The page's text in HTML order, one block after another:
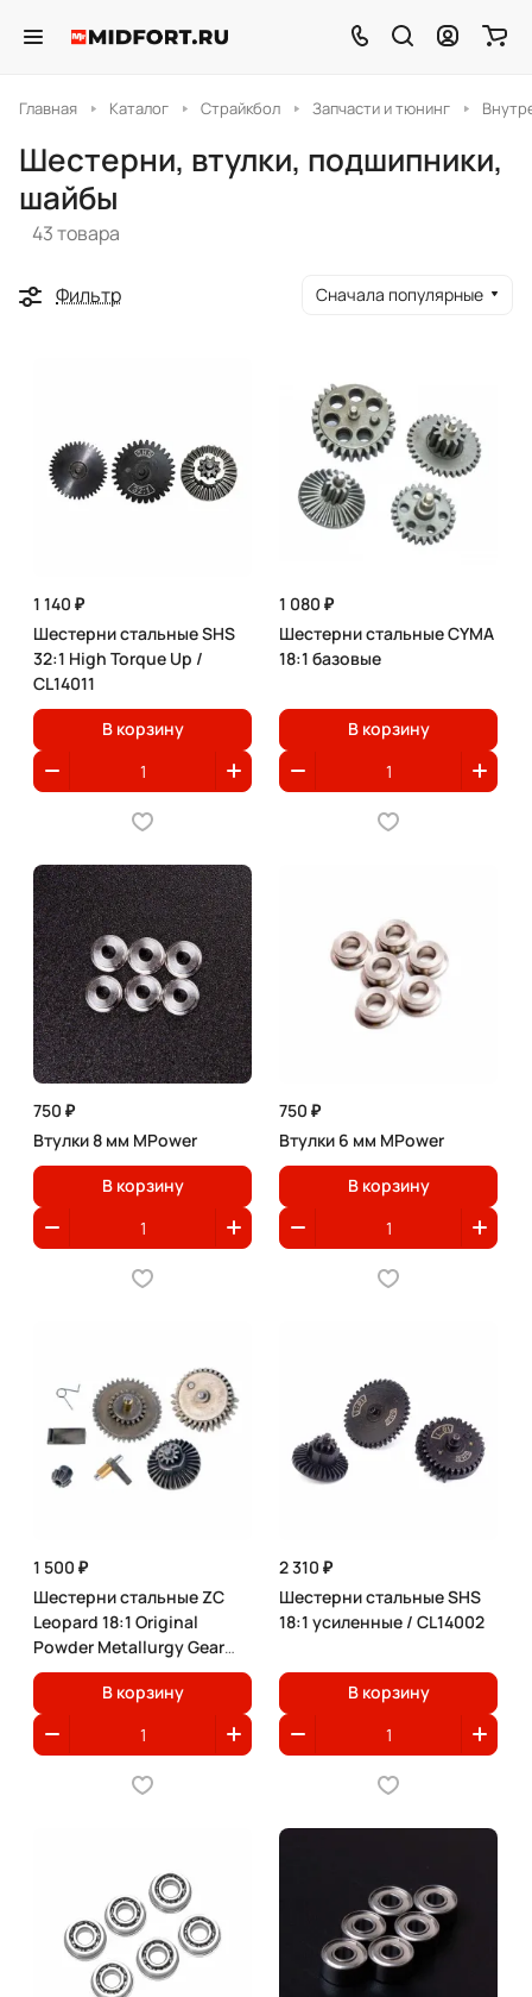
Главная Каталог Страйкбол Запчасти и тюнинг
Шестерни, втулки, подшипники,
шайбы
43 товара
Фильтр Сначала популярные
1 140 ₽
Шестерни стальные SHS
32:1 High Torque Up /
CL14011
В корзину
1 080 ₽
Шестерни стальные CYMA
18:1 базовые
В корзину
750 ₽
Втулки 8 мм MPower
В корзину
750 ₽
Втулки 6 мм MPower
В корзину
1 500 ₽
Шестерни стальные ZC
Leopard 18:1 Original
Powder Metallurgy Gear
Set
В корзину
2 310 ₽
Шестерни стальные SHS
18:1 усиленные / CL14002
В корзину